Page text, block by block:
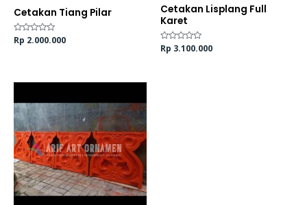
Cetakan Tiang Pilar
Dinilai
Rp 2.000.000
Cetakan Lisplang Full
Karet
Dinilai
Rp 3.100.000